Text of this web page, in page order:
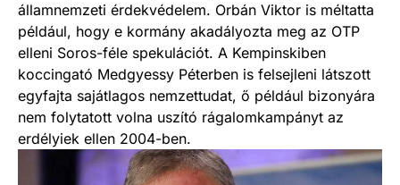
államnemzeti érdekvédelem. Orbán Viktor is méltatta
például, hogy e kormány akadályozta meg az OTP
elleni Soros-féle spekulációt. A Kempinskiben
koccingató Medgyessy Péterben is felsejleni látszott
egyfajta sajátlagos nemzettudat, ő például bizonyára
nem folytatott volna uszító rágalomkampányt az
erdélyiek ellen 2004-ben.